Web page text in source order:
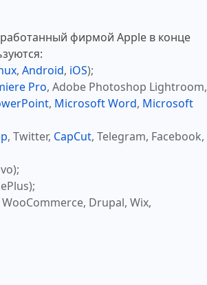
фирмой Apple в конце
, Android, iOS);
Pro, Adobe Photoshop Lightroom,
, Microsoft Word, Microsoft
, Twitter, CapCut, Telegram, Facebook,
Drupal, Wix,